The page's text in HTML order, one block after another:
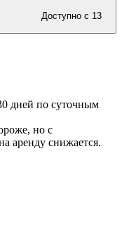
Доступно с 13
дней по суточным
но с
аренду снижается.